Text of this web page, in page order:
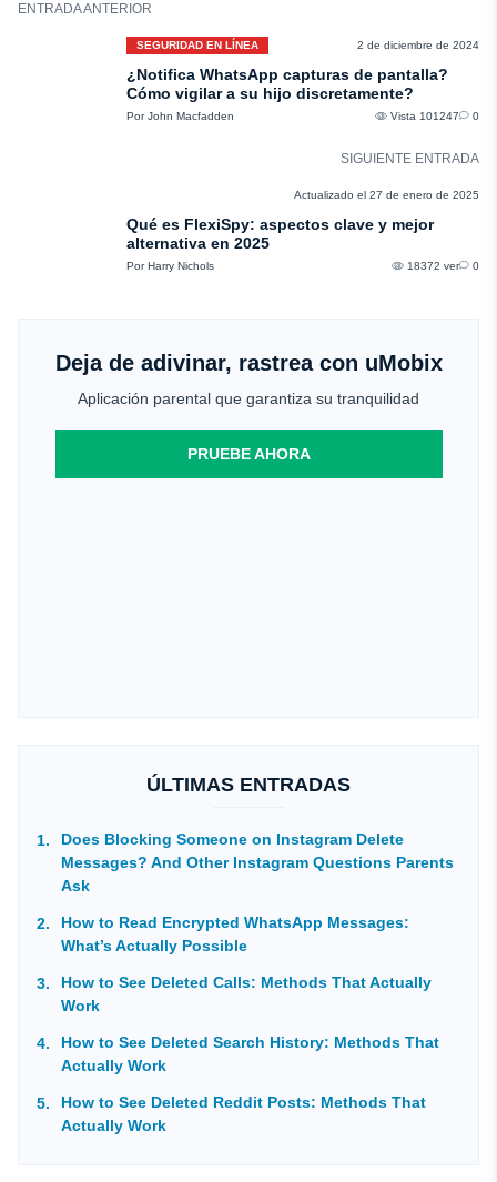
ENTRADA ANTERIOR
SEGURIDAD EN LÍNEA 2 de diciembre de 2024
¿Notifica WhatsApp capturas de pantalla?
Cómo vigilar a su hijo discretamente?
Por John Macfadden Vista 101247 0
SIGUIENTE ENTRADA
Actualizado el 27 de enero de 2025
Qué es FlexiSpy: aspectos clave y mejor
alternativa en 2025
Por Harry Nichols 18372 ver 0
Deja de adivinar, rastrea con uMobix
Aplicación parental que garantiza su tranquilidad
PRUEBE AHORA
ÚLTIMAS ENTRADAS
Does Blocking Someone on Instagram Delete
Messages? And Other Instagram Questions Parents
Ask
How to Read Encrypted WhatsApp Messages:
What’s Actually Possible
How to See Deleted Calls: Methods That Actually
Work
How to See Deleted Search History: Methods That
Actually Work
How to See Deleted Reddit Posts: Methods That
Actually Work